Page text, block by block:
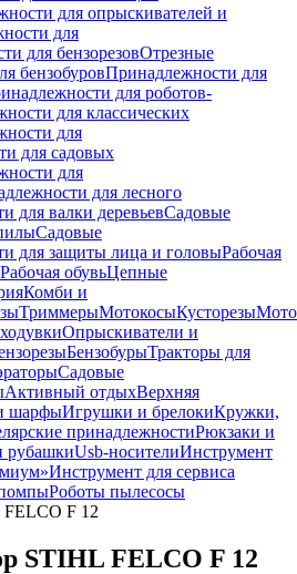
для опрыскивателей и
для
для бензорезовОтрезные
бензобуровПринадлежности для
для роботов-
для классических
для
для садовых
для
для лесного
для валки деревьевСадовые
Садовые
для защиты лица и головыРабочая
Рабочая обувьЦепные
Комби и
ТриммерыМотокосыКусторезы
Опрыскиватели и
БензобурыТракторы для
Садовые
Активный отдыхВерхняя
шарфыИгрушки и брелокиКружки,
принадлежностиРюкзаки и
рубашкиUsb-носителиИнструмент
Инструмент для сервиса
Роботы пылесосы
F 12
STIHL FELCO F 12